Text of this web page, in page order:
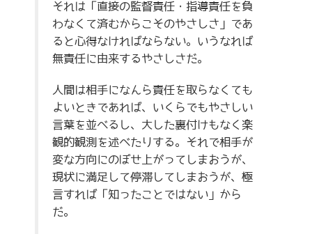
それは「直接の監督責任・指導責任を負
わなくて済むからこそのやさしさ」であ
ると心得なければならない。いうなれば
無責任に由来するやさしさだ。
人間は相手になんら責任を取らなくても
よいときであれば、いくらでもやさしい
言葉を並べるし、大した裏付けもなく楽
観的観測を述べたりする。それで相手が
変な方向にのぼせ上がってしまおうが、
現状に満足して停滞してしまおうが、極
言すれば「知ったことではない」から
だ。